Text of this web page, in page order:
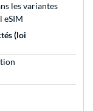
les variantes
eSIM
(loi